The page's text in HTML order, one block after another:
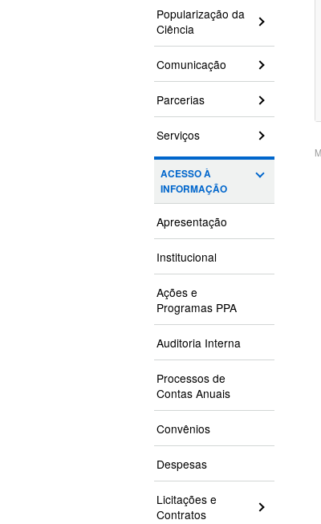
Popularização da
Ciência
Comunicação
Parcerias
Serviços
ACESSO À
INFORMAÇÃO
Apresentação
Institucional
Ações e
Programas PPA
Auditoria Interna
Processos de
Contas Anuais
Convênios
Despesas
Licitações e
Contratos